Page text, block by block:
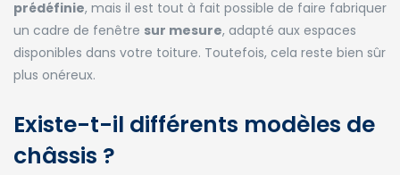
prédéfinie, mais il est tout à fait possible de faire fabriquer
un cadre de fenêtre sur mesure, adapté aux espaces
disponibles dans votre toiture. Toutefois, cela reste bien sûr
plus onéreux.
Existe-t-il différents modèles de
châssis ?